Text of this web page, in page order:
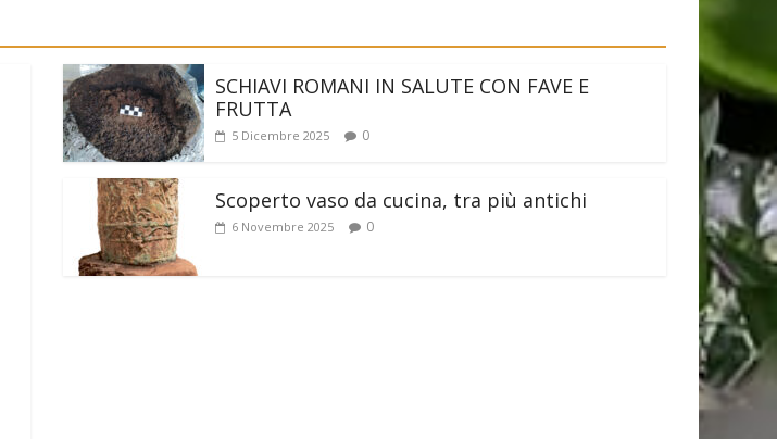
SCHIAVI ROMANI IN SALUTE CON FAVE E
FRUTTA
5 Dicembre 2025 0
Scoperto vaso da cucina, tra più antichi
6 Novembre 2025 0